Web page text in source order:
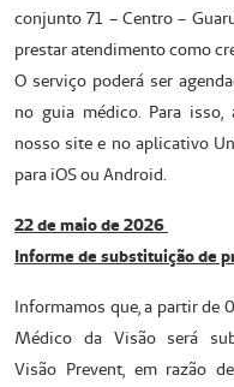
conjunto 71 – Centro –
prestar atendimento como
O serviço poderá ser
no guia médico. Para
nosso site e no aplicativo
para iOS ou Android.
22 de maio de 2026
Informe de substituição de
Informamos que, a partir de
Médico da Visão será
Visão Prevent, em razão